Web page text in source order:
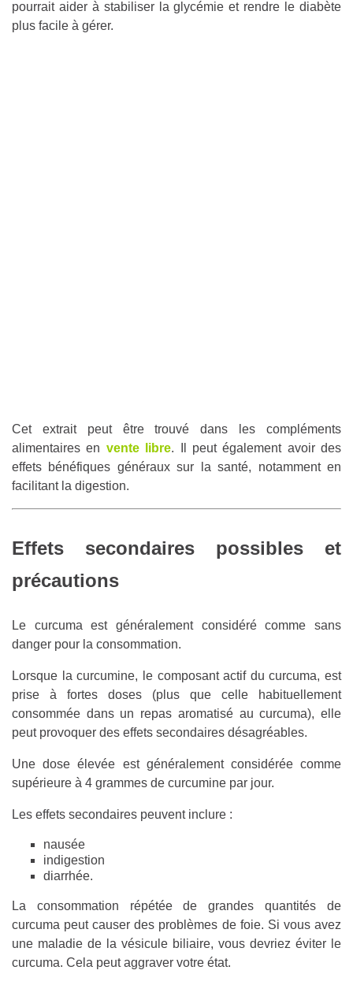
pourrait aider à stabiliser la glycémie et rendre le diabète
plus facile à gérer.
Cet extrait peut être trouvé dans les compléments
alimentaires en vente libre. Il peut également avoir des
effets bénéfiques généraux sur la santé, notamment en
facilitant la digestion.
Effets secondaires possibles et
précautions
Le curcuma est généralement considéré comme sans
danger pour la consommation.
Lorsque la curcumine, le composant actif du curcuma, est
prise à fortes doses (plus que celle habituellement
consommée dans un repas aromatisé au curcuma), elle
peut provoquer des effets secondaires désagréables.
Une dose élevée est généralement considérée comme
supérieure à 4 grammes de curcumine par jour.
Les effets secondaires peuvent inclure :
nausée
indigestion
diarrhée.
La consommation répétée de grandes quantités de
curcuma peut causer des problèmes de foie. Si vous avez
une maladie de la vésicule biliaire, vous devriez éviter le
curcuma. Cela peut aggraver votre état.